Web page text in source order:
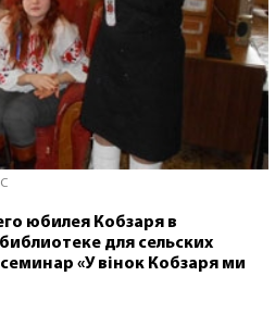
юбилея Кобзаря в
для сельских
«У вінок Кобзаря ми